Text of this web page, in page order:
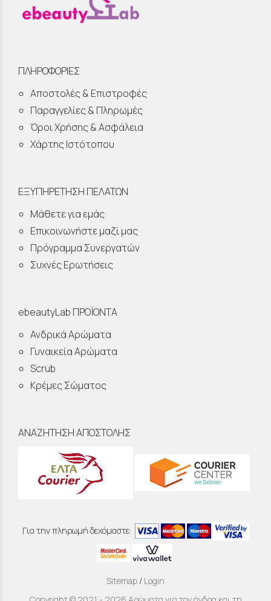
ΠΛΗΡΟΦΟΡΙΕΣ
Αποστολές & Επιστροφές
Παραγγελίες & Πληρωμές
Όροι Χρήσης & Ασφάλεια
Χάρτης Ιστότοπου
ΕΞΥΠΗΡΕΤΗΣΗ ΠΕΛΑΤΩΝ
Μάθετε για εμάς
Επικοινωνήστε μαζί μας
Πρόγραμμα Συνεργατών
Συχνές Ερωτήσεις
ebeautyLab ΠΡΟΪΟΝΤΑ
Ανδρικά Αρώματα
Γυναικεία Αρώματα
Scrub
Κρέμες Σώματος
ΑΝΑΖΗΤΗΣΗ ΑΠΟΣΤΟΛΗΣ
Για την πληρωμή δεχόμαστε:
Sitemap / Login